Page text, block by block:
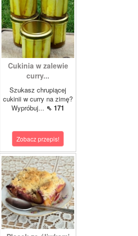
Cukinia w zalewie
curry...
Szukasz chrupiącej
cukinii w curry na zimę?
Wypróbuj... ⇖ 171
Zobacz przepis!